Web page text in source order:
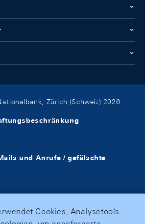
Zürich (Schweiz) 2026
und Anrufe / gefälschte
Cookies, Analysetools